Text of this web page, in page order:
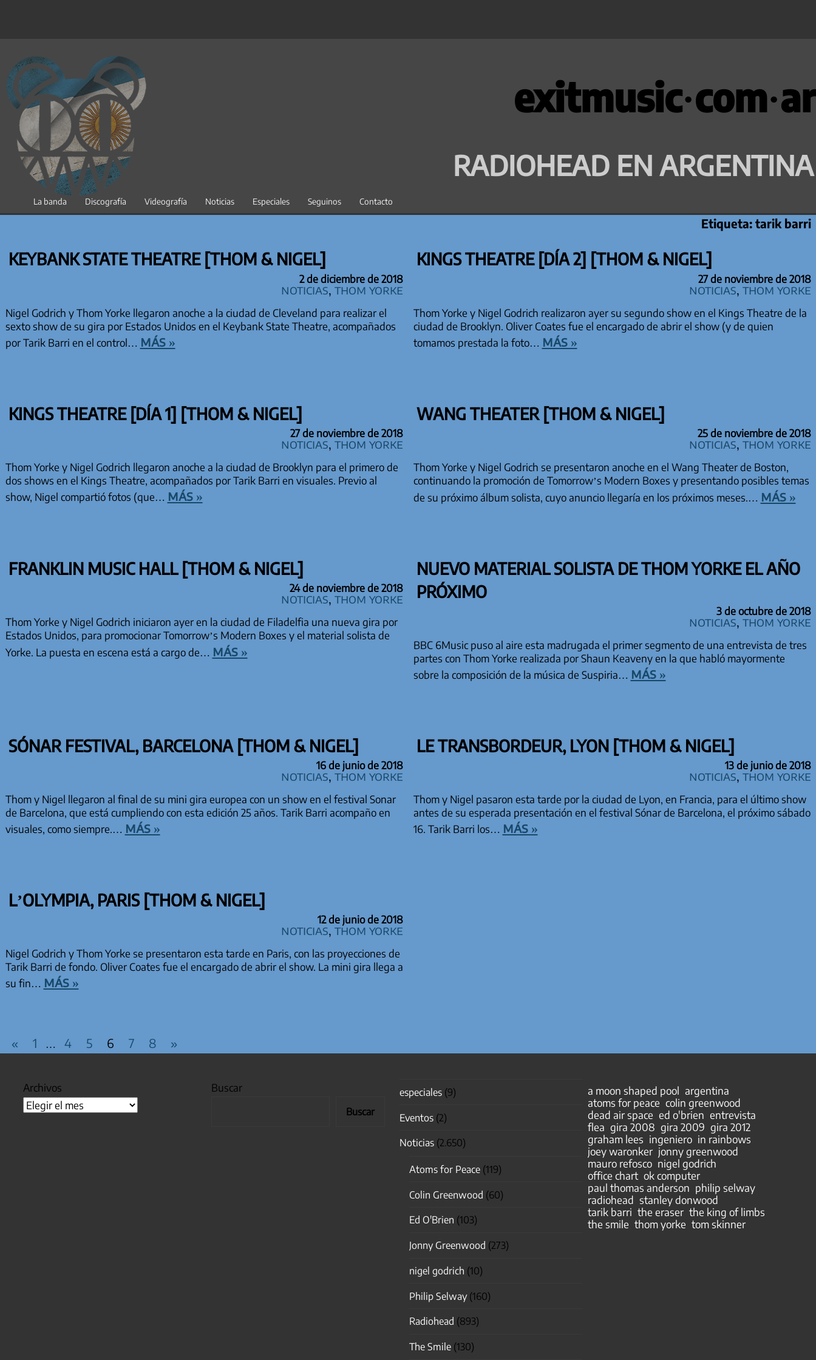
contenido
exitmusic·com·ar
RADIOHEAD EN ARGENTINA
La banda Discografía Videografía Noticias Especiales Seguinos Contacto
Etiqueta: tarik barri
KEYBANK STATE THEATRE [THOM & NIGEL]
2 de diciembre de 2018
Noticias Thom Yorke
Nigel Godrich y Thom Yorke llegaron anoche a la ciudad de Cleveland para realizar el
sexto show de su gira por Estados Unidos en el Keybank State Theatre, acompañados
por Tarik Barri en el control… más »
KINGS THEATRE [DÍA 2] [THOM & NIGEL]
27 de noviembre de 2018
Noticias Thom Yorke
Thom Yorke y Nigel Godrich realizaron ayer su segundo show en el Kings Theatre de la
ciudad de Brooklyn. Oliver Coates fue el encargado de abrir el show (y de quien
tomamos prestada la foto… más »
KINGS THEATRE [DÍA 1] [THOM & NIGEL]
27 de noviembre de 2018
Noticias Thom Yorke
Thom Yorke y Nigel Godrich llegaron anoche a la ciudad de Brooklyn para el primero de
dos shows en el Kings Theatre, acompañados por Tarik Barri en visuales. Previo al
show, Nigel compartió fotos (que… más »
WANG THEATER [THOM & NIGEL]
25 de noviembre de 2018
Noticias Thom Yorke
Thom Yorke y Nigel Godrich se presentaron anoche en el Wang Theater de Boston,
continuando la promoción de Tomorrow’s Modern Boxes y presentando posibles temas
de su próximo álbum solista, cuyo anuncio llegaría en los próximos meses.… más »
FRANKLIN MUSIC HALL [THOM & NIGEL]
24 de noviembre de 2018
Noticias Thom Yorke
Thom Yorke y Nigel Godrich iniciaron ayer en la ciudad de Filadelfia una nueva gira por
Estados Unidos, para promocionar Tomorrow’s Modern Boxes y el material solista de
Yorke. La puesta en escena está a cargo de… más »
NUEVO MATERIAL SOLISTA DE THOM YORKE EL AÑO
PRÓXIMO
3 de octubre de 2018
Noticias Thom Yorke
BBC 6Music puso al aire esta madrugada el primer segmento de una entrevista de tres
partes con Thom Yorke realizada por Shaun Keaveny en la que habló mayormente
sobre la composición de la música de Suspiria… más »
SÓNAR FESTIVAL, BARCELONA [THOM & NIGEL]
16 de junio de 2018
Noticias Thom Yorke
Thom y Nigel llegaron al final de su mini gira europea con un show en el festival Sonar
de Barcelona, que está cumpliendo con esta edición 25 años. Tarik Barri acompaño en
visuales, como siempre.… más »
LE TRANSBORDEUR, LYON [THOM & NIGEL]
13 de junio de 2018
Noticias Thom Yorke
Thom y Nigel pasaron esta tarde por la ciudad de Lyon, en Francia, para el último show
antes de su esperada presentación en el festival Sónar de Barcelona, el próximo sábado
16. Tarik Barri los… más »
L’OLYMPIA, PARIS [THOM & NIGEL]
12 de junio de 2018
Noticias Thom Yorke
Nigel Godrich y Thom Yorke se presentaron esta tarde en Paris, con las proyecciones de
Tarik Barri de fondo. Oliver Coates fue el encargado de abrir el show. La mini gira llega a
su fin… más »
PAGINACIÓN DE ENTRADAS
«Entradas
1 … 4 5 6 7 8
Entradas
»
Archivos Buscar
Buscar
especiales(9)
Eventos(2)
Noticias(2.650)
Atoms for Peace(119)
Colin Greenwood (60)
Ed O'Brien (103)
Jonny Greenwood (273)
nigel godrich (10)
Philip Selway(160)
Radiohead (893)
The Smile(130)
a moon shaped pool argentina
atoms for peace colin greenwood
dead air space ed o'brien entrevista
flea gira 2008 gira 2009 gira 2012
graham lees ingeniero in rainbows
joey waronker jonny greenwood
mauro refosco nigel godrich
office chart ok computer
paul thomas anderson philip selway
radiohead stanley donwood
tarik barri the eraser the king of limbs
the smile thom yorke tom skinner